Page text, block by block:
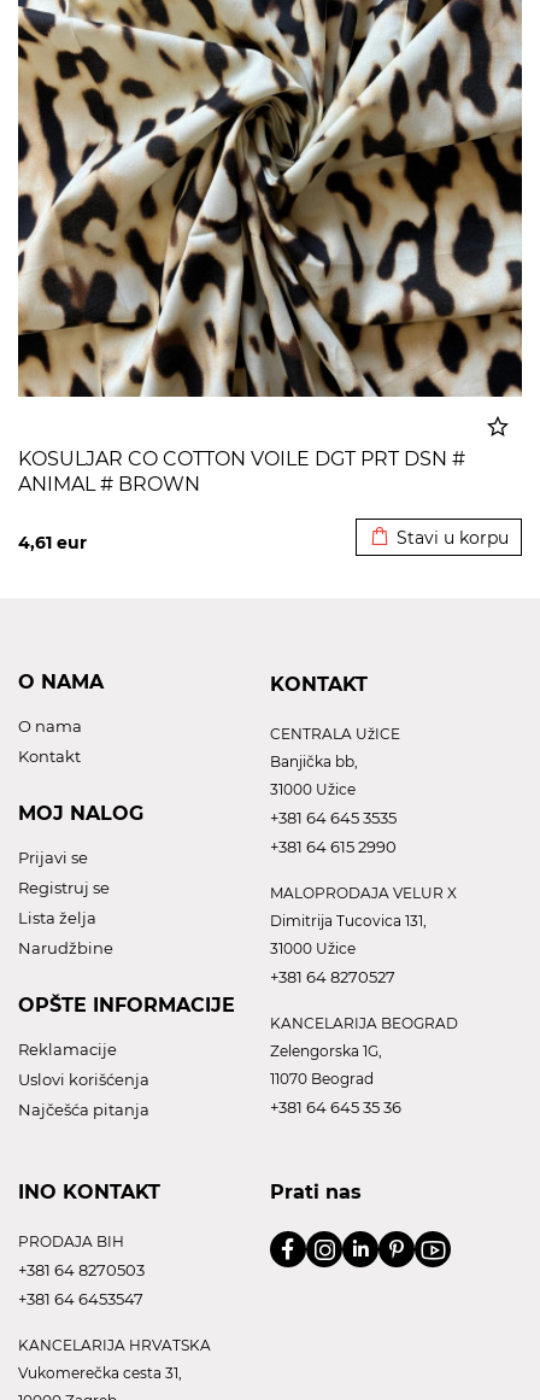
KOSULJAR CO COTTON VOILE DGT PRT DSN #
ANIMAL # BROWN
4,61 eur Stavi u korpu
O NAMA
O nama
Kontakt
MOJ NALOG
Prijavi se
Registruj se
Lista želja
Narudžbine
OPŠTE INFORMACIJE
Reklamacije
Uslovi korišćenja
Najčešća pitanja
KONTAKT
CENTRALA UžICE
Banjička bb,
31000 Užice
+381 64 645 3535
+381 64 615 2990
MALOPRODAJA VELUR X
Dimitrija Tucovica 131,
31000 Užice
+381 64 8270527
KANCELARIJA BEOGRAD
Zelengorska 1G,
11070 Beograd
+381 64 645 35 36
INO KONTAKT
PRODAJA BIH
+381 64 8270503
+381 64 6453547
KANCELARIJA HRVATSKA
Vukomerečka cesta 31,
Prati nas